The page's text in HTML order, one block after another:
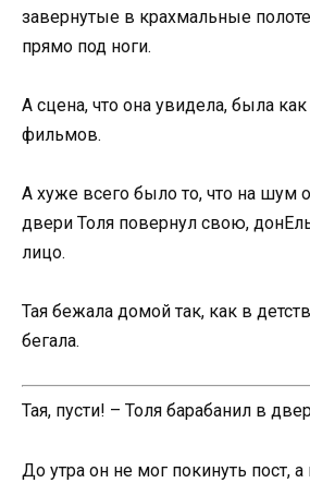
завернутые в крахмальные
прямо под ноги.
А сцена, что она увидела, была
фильмов.
А хуже всего было то, что на шум
двери Толя повернул свою,
лицо.
Тая бежала домой так, как в
бегала.
Тая, пусти! – Толя барабанил в
До утра он не мог покинуть пост, а